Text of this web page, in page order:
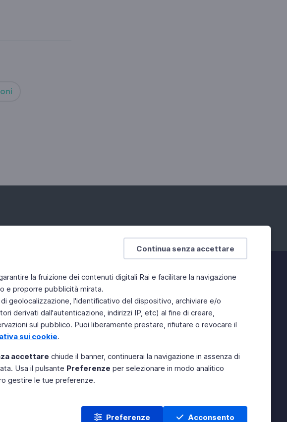
Continua senza accettare
la fruizione dei contenuti digitali Rai e facilitare la navigazione
e proporre pubblicità mirata.
geolocalizzazione, l'identificativo del dispositivo, archiviare e/o
derivati dall'autenticazione, indirizzi IP, etc) al fine di creare,
sul pubblico. Puoi liberamente prestare, rifiutare o revocare il
sui cookie.
accettare chiude il banner, continuerai la navigazione in assenza di
Usa il pulsante Preferenze per selezionare in modo analitico
gestire le tue preferenze.
Preferenze Acconsento